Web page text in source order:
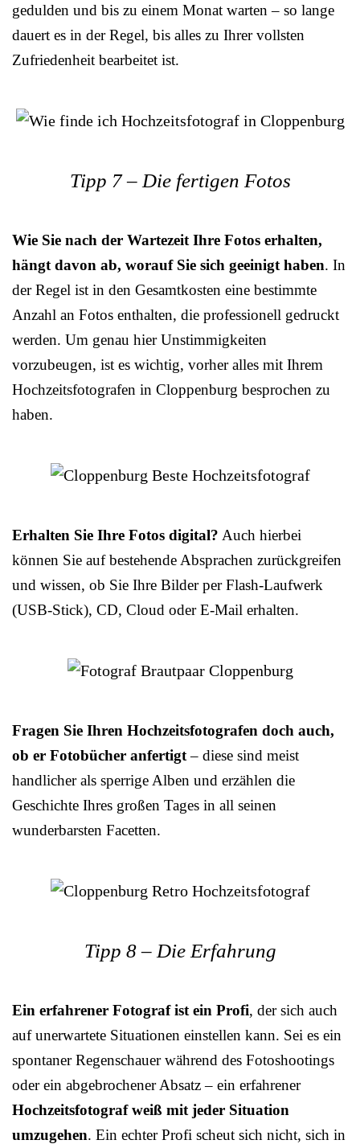
gedulden und bis zu einem Monat warten – so lange
dauert es in der Regel, bis alles zu Ihrer vollsten
Zufriedenheit bearbeitet ist.
Tipp 7 – Die fertigen Fotos
Wie Sie nach der Wartezeit Ihre Fotos erhalten,
hängt davon ab, worauf Sie sich geeinigt haben. In
der Regel ist in den Gesamtkosten eine bestimmte
Anzahl an Fotos enthalten, die professionell gedruckt
werden. Um genau hier Unstimmigkeiten
vorzubeugen, ist es wichtig, vorher alles mit Ihrem
Hochzeitsfotografen in Cloppenburg besprochen zu
haben.
Erhalten Sie Ihre Fotos digital? Auch hierbei
können Sie auf bestehende Absprachen zurückgreifen
und wissen, ob Sie Ihre Bilder per Flash-Laufwerk
(USB-Stick), CD, Cloud oder E-Mail erhalten.
Fragen Sie Ihren Hochzeitsfotografen doch auch,
ob er Fotobücher anfertigt– diese sind meist
handlicher als sperrige Alben und erzählen die
Geschichte Ihres großen Tages in all seinen
wunderbarsten Facetten.
Tipp 8 – Die Erfahrung
Ein erfahrener Fotograf ist ein Profi, der sich auch
auf unerwartete Situationen einstellen kann. Sei es ein
spontaner Regenschauer während des Fotoshootings
oder ein abgebrochener Absatz – ein erfahrener
Hochzeitsfotograf weiß mit jeder Situation
umzugehen. Ein echter Profi scheut sich nicht, sich in